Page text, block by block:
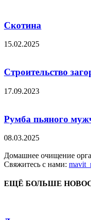
Скотина
15.02.2025
Строительство
17.09.2023
Румба пьяного
08.03.2025
Домашнее очищение
Свяжитесь с нами:
ЕЩЁ БОЛЬШЕ